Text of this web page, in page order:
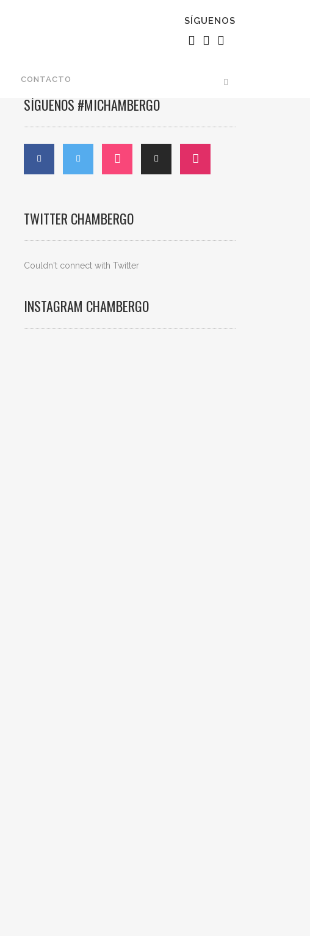
SÍGUENOS
CONTACTO
SÍGUENOS #MICHAMBERGO
TWITTER CHAMBERGO
Couldn't connect with Twitter
INSTAGRAM CHAMBERGO